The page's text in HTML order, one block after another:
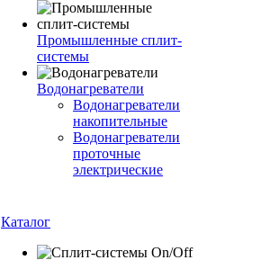
Промышленные сплит-
системы
Водонагреватели
Водонагреватели
накопительные
Водонагреватели
проточные
электрические
Каталог